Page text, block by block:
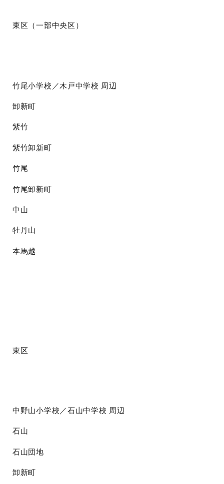
東区（一部中央区）
竹尾小学校／木戸中学校 周辺
卸新町
紫竹
紫竹卸新町
竹尾
竹尾卸新町
中山
牡丹山
本馬越
東区
中野山小学校／石山中学校 周辺
石山
石山団地
卸新町